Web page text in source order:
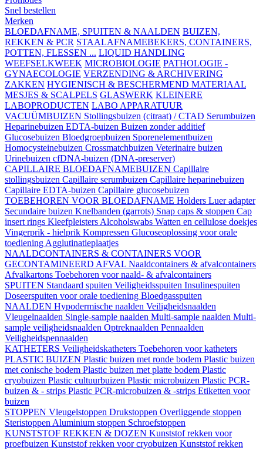
Snel bestellen
Merken
BLOEDAFNAME, SPUITEN & NAALDEN BUIZEN,
REKKEN & PCR STAALAFNAMEBEKERS, CONTAINERS,
POTTEN, FLESSEN ... LIQUID HANDLING
WEEFSELKWEEK MICROBIOLOGIE PATHOLOGIE -
GYNAECOLOGIE VERZENDING & ARCHIVERING
ZAKKEN HYGIENISCH & BESCHERMEND MATERIAAL
MESJES & SCALPELS GLASWERK KLEINERE
LABOPRODUCTEN LABO APPARATUUR
VACUÜMBUIZEN Stollingsbuizen (citraat) / CTAD Serumbuizen
Heparinebuizen EDTA-buizen Buizen zonder additief
Glucosebuizen Bloedgroepbuizen Sporenelementbuizen
Homocysteinebuizen Crossmatchbuizen Veterinaire buizen
Urinebuizen cfDNA-buizen (DNA-preserver)
CAPILLAIRE BLOEDAFNAMEBUIZEN Capillaire
stollingsbuizen Capillaire serumbuizen Capillaire heparinebuizen
Capillaire EDTA-buizen Capillaire glucosebuizen
TOEBEHOREN VOOR BLOEDAFNAME Holders Luer adapter
Secundaire buizen Knelbanden (garrots) Snap caps & stoppen Cap
insert rings Kleefpleisters Alcoholswabs Watten en cellulose doekjes
Vingerprik - hielprik Kompressen Glucoseoplossing voor orale
toediening Agglutinatieplaatjes
NAALDCONTAINERS & CONTAINERS VOOR
GECONTAMINEERD AFVAL Naaldcontainers & afvalcontainers
Afvalkartons Toebehoren voor naald- & afvalcontainers
SPUITEN Standaard spuiten Veiligheidsspuiten Insulinespuiten
Doseerspuiten voor orale toediening Bloedgasspuiten
NAALDEN Hypodermische naalden Veiligheidsnaalden
Vleugelnaalden Single-sample naalden Multi-sample naalden Multi-
sample veiligheidsnaalden Optreknaalden Pennaalden
Veiligheidspennaalden
KATHETERS Veiligheidskatheters Toebehoren voor katheters
PLASTIC BUIZEN Plastic buizen met ronde bodem Plastic buizen
met conische bodem Plastic buizen met platte bodem Plastic
cryobuizen Plastic cultuurbuizen Plastic microbuizen Plastic PCR-
buizen & - strips Plastic PCR-microbuizen & -strips Etiketten voor
buizen
STOPPEN Vleugelstoppen Drukstoppen Overliggende stoppen
Steristoppen Aluminium stoppen Schroefstoppen
KUNSTSTOF REKKEN & DOZEN Kunststof rekken voor
proefbuizen Kunststof rekken voor cryobuizen Kunststof rekken